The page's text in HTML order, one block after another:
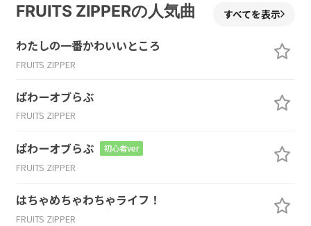
FRUITS ZIPPERの人気曲 すべてを表示
わたしの一番かわいいところ
FRUITS ZIPPER
ぱわーオブらぶ
FRUITS ZIPPER
ぱわーオブらぶ 初心者ver
FRUITS ZIPPER
はちゃめちゃわちゃライフ！
FRUITS ZIPPER